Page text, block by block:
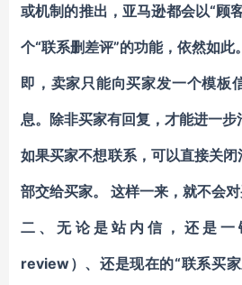
或机制的推出，亚马逊都会以“顾
个“联系删差评”的功能，依然如此。
即，卖家只能向买家发一个模板
息。除非买家有回复，才能进一步
如果买家不想联系，可以直接关
部交给买家。 这样一来，就不会对
二、无论是站内信，还是
review）、还是现在的“联系买